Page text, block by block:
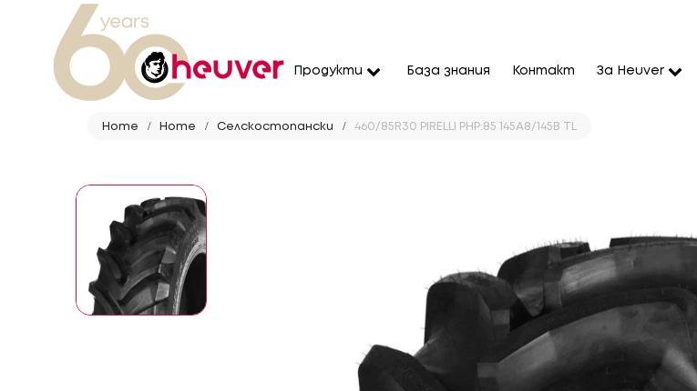
Продукти База знания Контакт За Heuver
Home Home Селскостопански 460/85R30 PIRELLI PHP:85 145A8/145B TL